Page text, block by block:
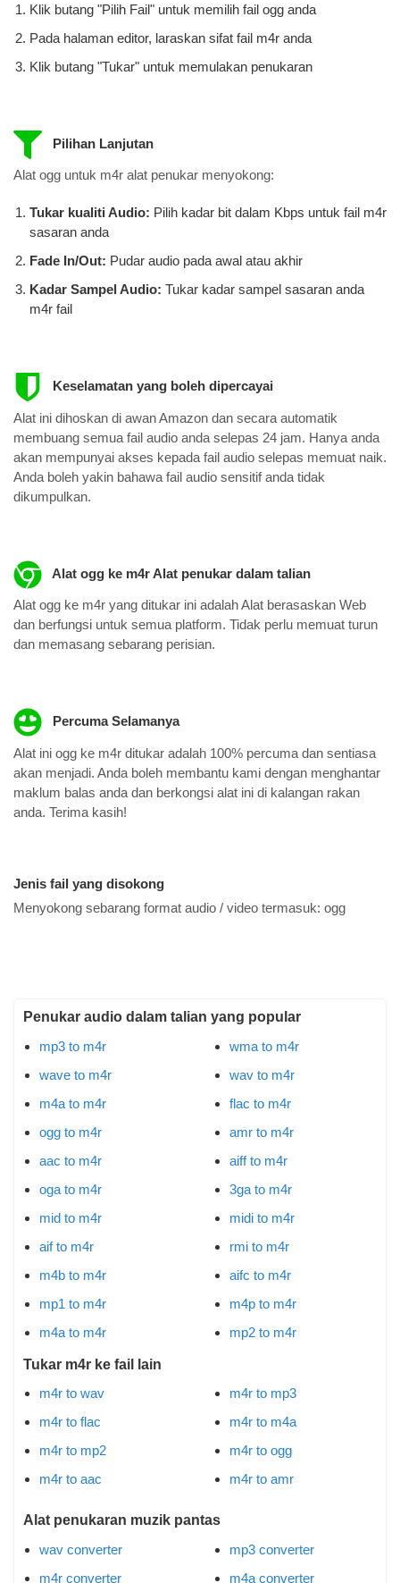
Klik butang "Pilih Fail" untuk memilih fail ogg anda
Pada halaman editor, laraskan sifat fail m4r anda
Klik butang "Tukar" untuk memulakan penukaran
Pilihan Lanjutan
Alat ogg untuk m4r alat penukar menyokong:
Tukar kualiti Audio: Pilih kadar bit dalam Kbps untuk fail m4r
​​sasaran anda
Fade In/Out: Pudar audio pada awal atau akhir
Kadar Sampel Audio: Tukar kadar sampel sasaran anda
m4r fail
Keselamatan yang boleh dipercayai
Alat ini dihoskan di awan Amazon dan secara automatik
membuang semua fail audio anda selepas 24 jam. Hanya anda
akan mempunyai akses kepada fail audio selepas memuat naik.
Anda boleh yakin bahawa fail audio sensitif anda tidak
dikumpulkan.
Alat ogg ke m4r Alat penukar dalam talian
Alat ogg ke m4r yang ditukar ini adalah Alat berasaskan Web
dan berfungsi untuk semua platform. Tidak perlu memuat turun
dan memasang sebarang perisian.
Percuma Selamanya
Alat ini ogg ke m4r ditukar adalah 100% percuma dan sentiasa
akan menjadi. Anda boleh membantu kami dengan menghantar
maklum balas anda dan berkongsi alat ini di kalangan rakan
anda. Terima kasih!
Jenis fail yang disokong
Menyokong sebarang format audio / video termasuk: ogg
Penukar audio dalam talian yang popular
mp3 to m4r
wave to m4r
m4a to m4r
ogg to m4r
aac to m4r
oga to m4r
mid to m4r
aif to m4r
m4b to m4r
mp1 to m4r
m4a to m4r
wma to m4r
wav to m4r
flac to m4r
amr to m4r
aiff to m4r
3ga to m4r
midi to m4r
rmi to m4r
aifc to m4r
m4p to m4r
mp2 to m4r
Tukar m4r ke fail lain
m4r to wav
m4r to flac
m4r to mp2
m4r to aac
m4r to mp3
m4r to m4a
m4r to ogg
m4r to amr
Alat penukaran muzik pantas
wav converter
m4r converter
mp3 converter
m4a converter